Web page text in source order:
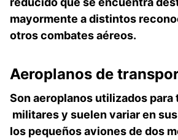
mayormente a distintos
otros combates aéreos.
Aeroplanos de
Son aeroplanos utilizados para
militares y suelen variar en
los pequeños aviones de dos